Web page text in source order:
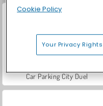
Car Parking City Duel
Cookie Policy
Your Privacy Rights